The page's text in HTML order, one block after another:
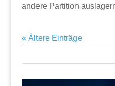
andere Partition
« Ältere Einträge